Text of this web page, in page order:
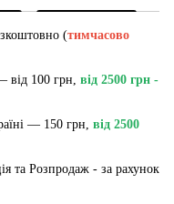
(тимчасово
100 грн, від 2500 грн -
— 150 грн, від 2500
та Розпродаж - за рахунок